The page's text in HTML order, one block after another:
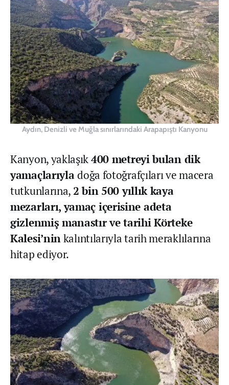
Aydın, Denizli ve Muğla sınırlarındaki Arapapıştı Kanyonu
Kanyon, yaklaşık400 metreyi bulan dik
yamaçlarıyladoğa fotoğrafçıları ve macera
tutkunlarına, 2 bin 500 yıllık kaya
mezarları, yamaç içerisine adeta
gizlenmiş manastır ve tarihi Körteke
Kalesi’ninkalıntılarıyla tarih meraklılarına
hitap ediyor.